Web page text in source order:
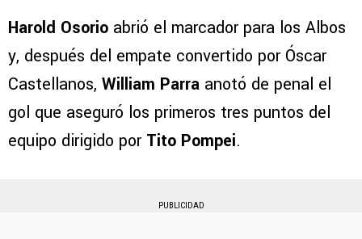
Harold Osorio abrió el marcador para los Albos
y, después del empate convertido por Óscar
Castellanos, William Parra anotó de penal el
gol que aseguró los primeros tres puntos del
equipo dirigido por Tito Pompei.
PUBLICIDAD